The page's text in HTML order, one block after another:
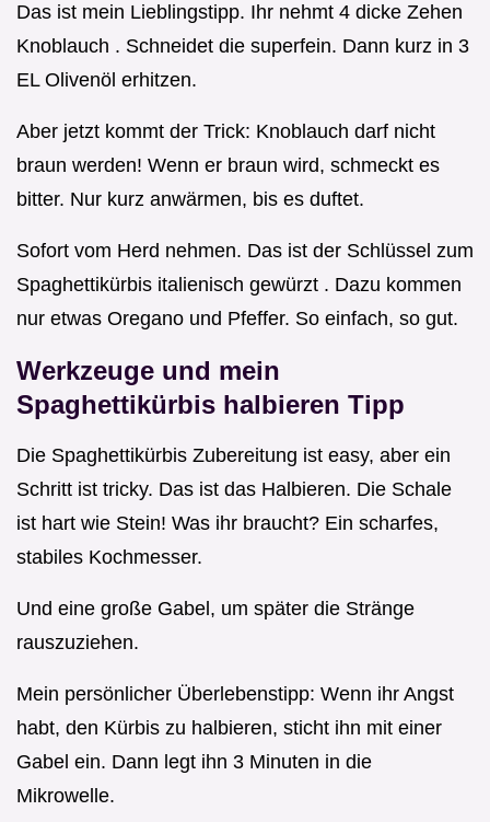
Das ist mein Lieblingstipp. Ihr nehmt 4 dicke Zehen
Knoblauch . Schneidet die superfein. Dann kurz in 3
EL Olivenöl erhitzen.
Aber jetzt kommt der Trick: Knoblauch darf nicht
braun werden! Wenn er braun wird, schmeckt es
bitter. Nur kurz anwärmen, bis es duftet.
Sofort vom Herd nehmen. Das ist der Schlüssel zum
Spaghettikürbis italienisch gewürzt . Dazu kommen
nur etwas Oregano und Pfeffer. So einfach, so gut.
Werkzeuge und mein
Spaghettikürbis halbieren Tipp
Die Spaghettikürbis Zubereitung ist easy, aber ein
Schritt ist tricky. Das ist das Halbieren. Die Schale
ist hart wie Stein! Was ihr braucht? Ein scharfes,
stabiles Kochmesser.
Und eine große Gabel, um später die Stränge
rauszuziehen.
Mein persönlicher Überlebenstipp: Wenn ihr Angst
habt, den Kürbis zu halbieren, sticht ihn mit einer
Gabel ein. Dann legt ihn 3 Minuten in die
Mikrowelle.